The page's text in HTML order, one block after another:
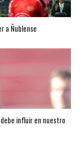
a Ñublense
influir en nuestro